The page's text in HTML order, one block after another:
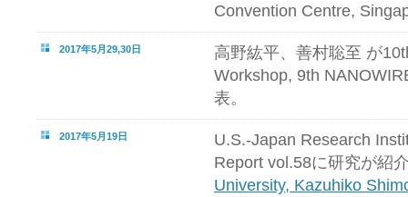
Convention Centre,
2017年5月29,30日
高野紘平、善村聡至 が
Workshop, 9th
表。
2017年5月19日
U.S.-Japan Research
Report vol.58に研究が紹
University, Kazuhiko